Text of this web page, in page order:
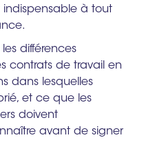
à tout
différences
contrats de travail en
dans lesquelles
et ce que les
doivent
avant de signer